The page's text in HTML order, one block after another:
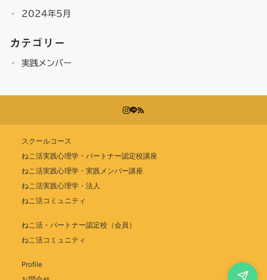
2024年5月
カテゴリー
実践メンバー
スクールコース
ねこ活実践心理学・パートナー認定校講座
ねこ活実践心理学・実践メンバー講座
ねこ活実践心理学・法人
ねこ活コミュニティ
ねこ活・パートナー認定校（会員）
ねこ活コミュニティ
Profile